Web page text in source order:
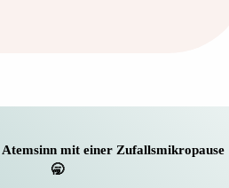
Atemsinn mit einer Zufallsmikropause
🥱